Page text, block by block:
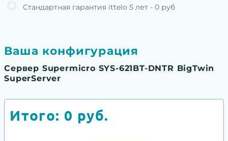
Стандартная гарантия ittelo 5 лет - 0 руб
Ваша конфигурация
Сервер Supermicro SYS-621BT-DNTR BigTwin
SuperServer
Итого: 0 руб.